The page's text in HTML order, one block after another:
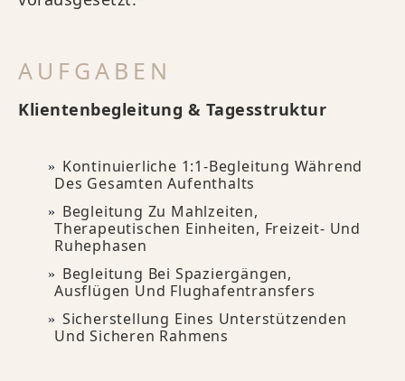
AUFGABEN
Klientenbegleitung & Tagesstruktur
Kontinuierliche 1:1-Begleitung Während
Des Gesamten Aufenthalts
Begleitung Zu Mahlzeiten,
Therapeutischen Einheiten, Freizeit- Und
Ruhephasen
Begleitung Bei Spaziergängen,
Ausflügen Und Flughafentransfers
Sicherstellung Eines Unterstützenden
Und Sicheren Rahmens